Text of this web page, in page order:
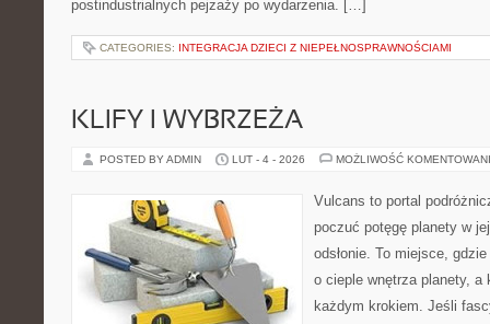
postindustrialnych pejzaży po wydarzenia. […]
CATEGORIES: INTEGRACJA DZIECI Z NIEPEŁNOSPRAWNOŚCIAMI
KLIFY I WYBRZEŻA
POSTED BY ADMIN LUT - 4 - 2026 MOŻLIWOŚĆ
Vulcans to portal
poczuć potęgę planety w
odsłonie. To miejsce,
o cieple wnętrza planety, a
każdym krokiem. Jeśli